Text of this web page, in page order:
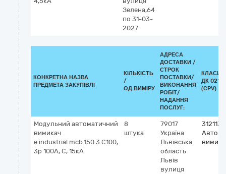
Зелена,64
по 31-03-
2027
КОНКРЕТНА НАЗВА
ПРЕДМЕТА ЗАКУПІВЛІ
КІЛЬКІСТЬ
/
ОД.ВИМІРУ
АДРЕСА
ДОСТАВКИ /
СТРОК
ПОСТАВКИ/
ВИКОНАННЯ
РОБІТ/
НАДАННЯ
ПОСЛУГ:
ДК
(CPV)
Модульний автоматичний
вимикач
e.industrial.mcb.150.3.C100,
3p 100A, C, 15кА
8
штука
79017
Україна
Львівська
область
Львів
вулиця